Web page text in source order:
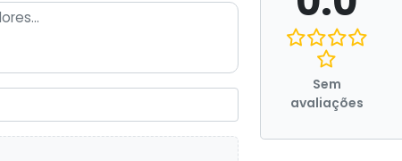
Sem
avaliações